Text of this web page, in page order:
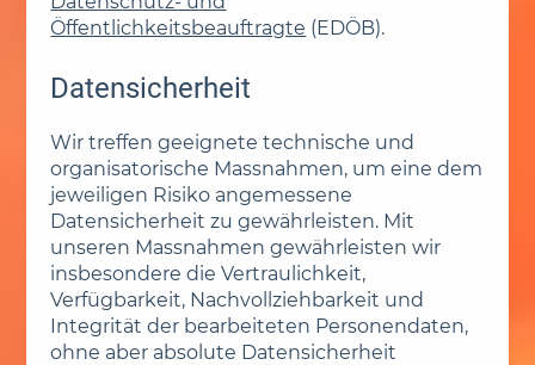
Öffentlichkeitsbeauftragte (EDÖB).
Datensicherheit
Wir treffen geeignete technische und
organisatorische Massnahmen, um eine dem
jeweiligen Risiko angemessene
Datensicherheit zu gewährleisten. Mit
unseren Massnahmen gewährleisten wir
insbesondere die Vertraulichkeit,
Verfügbarkeit, Nachvollziehbarkeit und
Integrität der bearbeiteten Personendaten,
ohne aber absolute Datensicherheit